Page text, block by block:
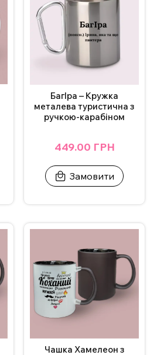
БагІра – Кружка
металева туристична з
ручкою-карабіном
449.00 ГРН
Замовити
Чашка Хамелеон з